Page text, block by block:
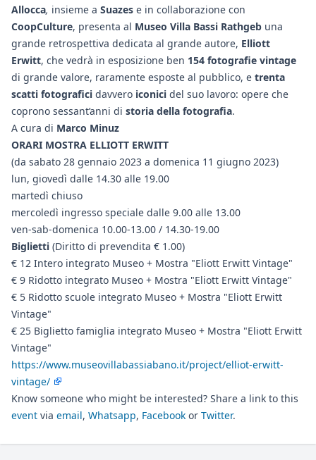
Allocca, insieme a Suazes e in collaborazione con
CoopCulture, presenta al Museo Villa Bassi Rathgeb una
grande retrospettiva dedicata al grande autore, Elliott
Erwitt, che vedrà in esposizione ben 154 fotografie vintage
di grande valore, raramente esposte al pubblico, e trenta
scatti fotografici davvero iconici del suo lavoro: opere che
coprono sessant’anni di storia della fotografia.
A cura di Marco Minuz
ORARI MOSTRA ELLIOTT ERWITT
(da sabato 28 gennaio 2023 a domenica 11 giugno 2023)
lun, giovedì dalle 14.30 alle 19.00
martedì chiuso
mercoledì ingresso speciale dalle 9.00 alle 13.00
ven-sab-domenica 10.00-13.00 / 14.30-19.00
Biglietti (Diritto di prevendita € 1.00)
€ 12 Intero integrato Museo + Mostra "Eliott Erwitt Vintage"
€ 9 Ridotto integrato Museo + Mostra "Eliott Erwitt Vintage"
€ 5 Ridotto scuole integrato Museo + Mostra "Eliott Erwitt
Vintage"
€ 25 Biglietto famiglia integrato Museo + Mostra "Eliott Erwitt
Vintage"
https://www.museovillabassiabano.it/project/elliot-erwitt-
vintage/
Know someone who might be interested? Share a link to this
event via email, Whatsapp, Facebook or Twitter.